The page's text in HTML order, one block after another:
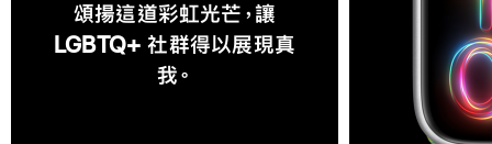
頌揚這道彩虹光芒，讓
LGBTQ+ 社群得以展現真
我。